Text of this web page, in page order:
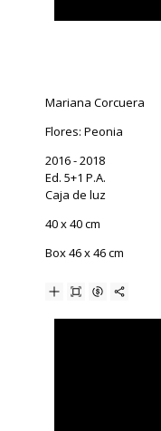
Mariana Corcuera
Flores: Peonia
2016 - 2018
Ed. 5+1 P.A.
Caja de luz
40 x 40 cm
Box 46 x 46 cm